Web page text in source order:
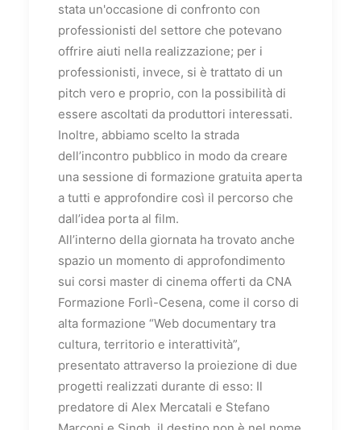
stata un'occasione di confronto con
professionisti del settore che potevano
offrire aiuti nella realizzazione; per i
professionisti, invece, si è trattato di un
pitch vero e proprio, con la possibilità di
essere ascoltati da produttori interessati.
Inoltre, abbiamo scelto la strada
dell’incontro pubblico in modo da creare
una sessione di formazione gratuita aperta
a tutti e approfondire così il percorso che
dall’idea porta al film.
All’interno della giornata ha trovato anche
spazio un momento di approfondimento
sui corsi master di cinema offerti da CNA
Formazione Forlì-Cesena, come il corso di
alta formazione “Web documentary tra
cultura, territorio e interattività”,
presentato attraverso la proiezione di due
progetti realizzati durante di esso: Il
predatore di Alex Mercatali e Stefano